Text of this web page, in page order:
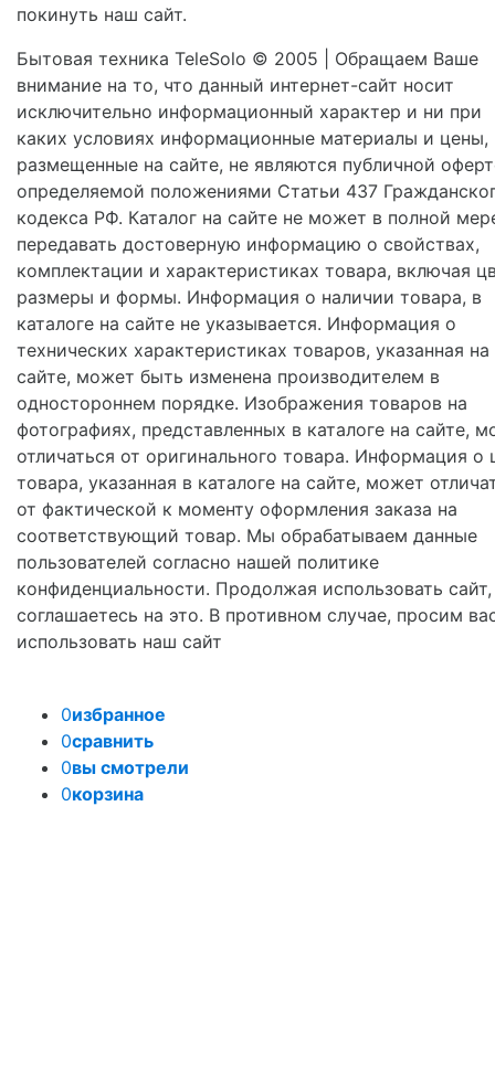
покинуть наш сайт.
Бытовая техника TeleSolo © 2005 | Обращаем Ваше
внимание на то, что данный интернет-сайт носит
исключительно информационный характер и ни при
каких условиях информационные материалы и цены,
размещенные на сайте, не являются публичной
определяемой положениями Статьи 437
кодекса РФ. Каталог на сайте не может в полной
передавать достоверную информацию о свойствах,
комплектации и характеристиках товара, включая
размеры и формы. Информация о наличии товара, в
каталоге на сайте не указывается. Информация о
технических характеристиках товаров, указанная на
сайте, может быть изменена производителем в
одностороннем порядке. Изображения товаров на
фотографиях, представленных в каталоге на сайте,
отличаться от оригинального товара. Информация о
товара, указанная в каталоге на сайте, может
от фактической к моменту оформления заказа на
соответствующий товар. Мы обрабатываем данные
пользователей согласно нашей политике
конфиденциальности. Продолжая использовать
соглашаетесь на это. В противном случае, просим
использовать наш сайт
0избранное
0сравнить
0вы смотрели
0корзина